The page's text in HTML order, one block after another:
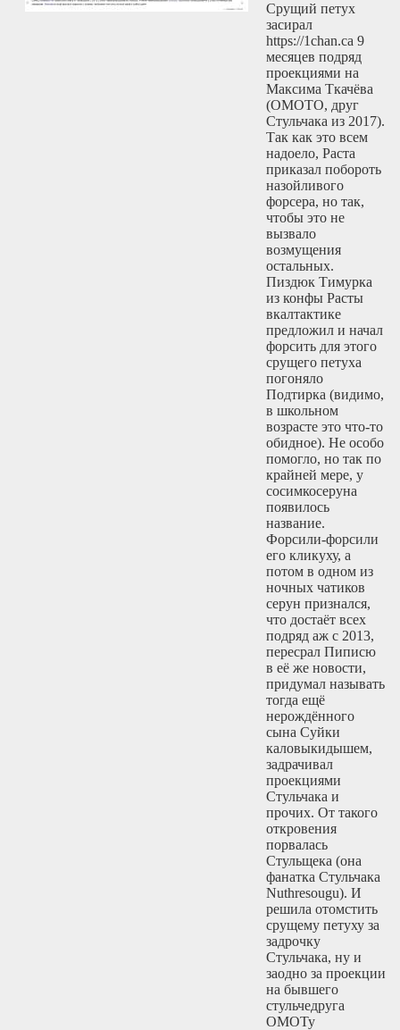
Срущий петух
засирал
httрs://1chan.ca 9
месяцев подряд
проекциями на
Максима Ткачёва
(ОМОТО, друг
Стульчака из 2017).
Так как это всем
надоело, Раста
приказал побороть
назойливого
форсера, но так,
чтобы это не
вызвало
возмущения
остальных.
Пиздюк Тимурка
из конфы Расты
вкалтактике
предложил и начал
форсить для этого
срущего петуха
погоняло
Подтирка (видимо,
в школьном
возрасте это что-то
обидное). Не особо
помогло, но так по
крайней мере, у
сосимкосеруна
появилось
название.
Форсили-форсили
его кликуху, а
потом в одном из
ночных чатиков
серун признался,
что достаёт всех
подряд аж с 2013,
пересрал Пиписю
в её же новости,
придумал называть
тогда ещё
нерождённого
сына Суйки
каловыкидышем,
задрачивал
проекциями
Стульчака и
прочих. От такого
откровения
порвалась
Стульщека (она
фанатка Стульчака
Nuthresougu). И
решила отомстить
срущему петуху за
задрочку
Стульчака, ну и
заодно за проекции
на бывшего
стульчедруга
ОМОТу